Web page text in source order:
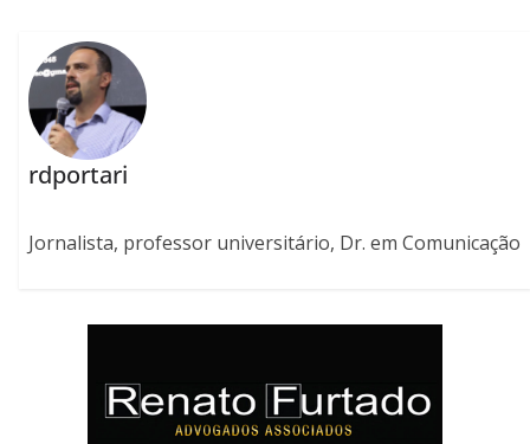
rdportari
Jornalista, professor universitário, Dr. em Comunicação